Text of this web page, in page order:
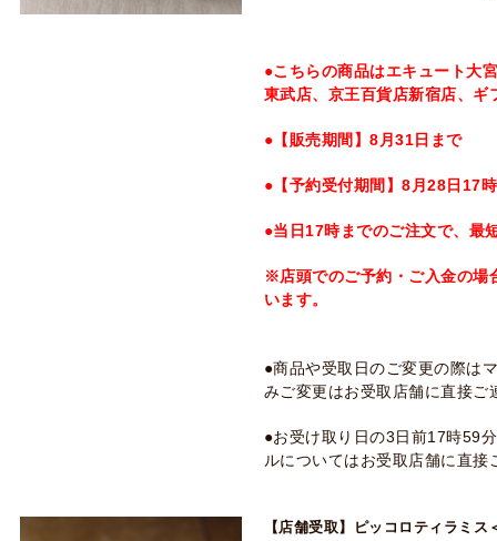
●こちらの商品はエキュート大
東武店、京王百貨店新宿店、
●【販売期間】8月31日まで
●【予約受付期間】8月28日17
●当日17時までのご注文で、最
※店頭でのご予約・ご入金の場
います。
●商品や受取日のご変更の際は
みご変更はお受取店舗に直接ご
●お受け取り日の3日前17時59
ルについてはお受取店舗に直接
【店舗受取】ピッコロティラミス